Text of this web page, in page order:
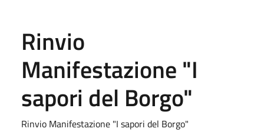
Rinvio
Manifestazione "I
sapori del Borgo"
Rinvio Manifestazione "I sapori del Borgo"